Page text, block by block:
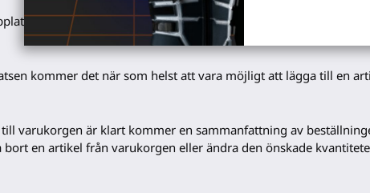
gör det möjligt för dig att se statusen för aktuella
kommer det när som helst att vara möjligt att lägga till en
varukorgen är klart kommer en sammanfattning av
en artikel från varukorgen eller ändra den önskade